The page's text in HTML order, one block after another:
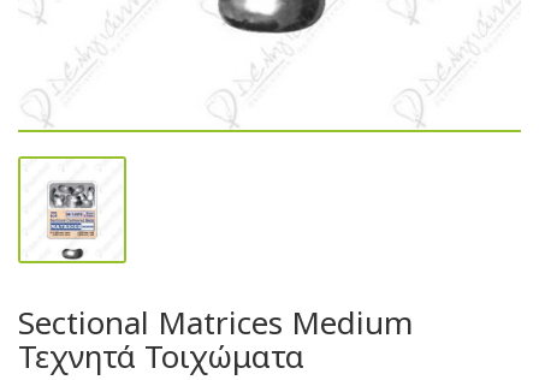
Sectional Matrices Medium
Τεχνητά Τοιχώματα